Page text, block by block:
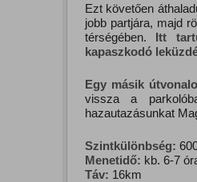
Ezt követően
jobb partjára, majd
térségében. Itt
kapaszkodó
Egy másik
vissza a
hazautazásunkat
Szintkülönbség:
Menetidő: kb. 6-7
Táv: 16km